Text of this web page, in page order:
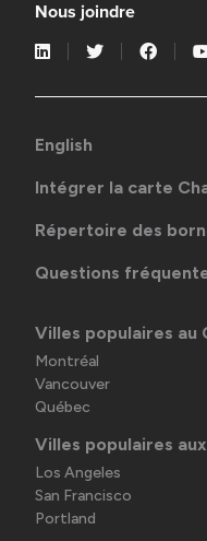
Nous joindre
English
Intégrer la carte
Répertoire des
Questions
Villes populaires au
Montréal
Vancouver
Québec
Villes populaires
Los Angeles
San Francisco
Portland